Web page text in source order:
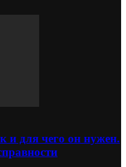
и для чего он нужен.